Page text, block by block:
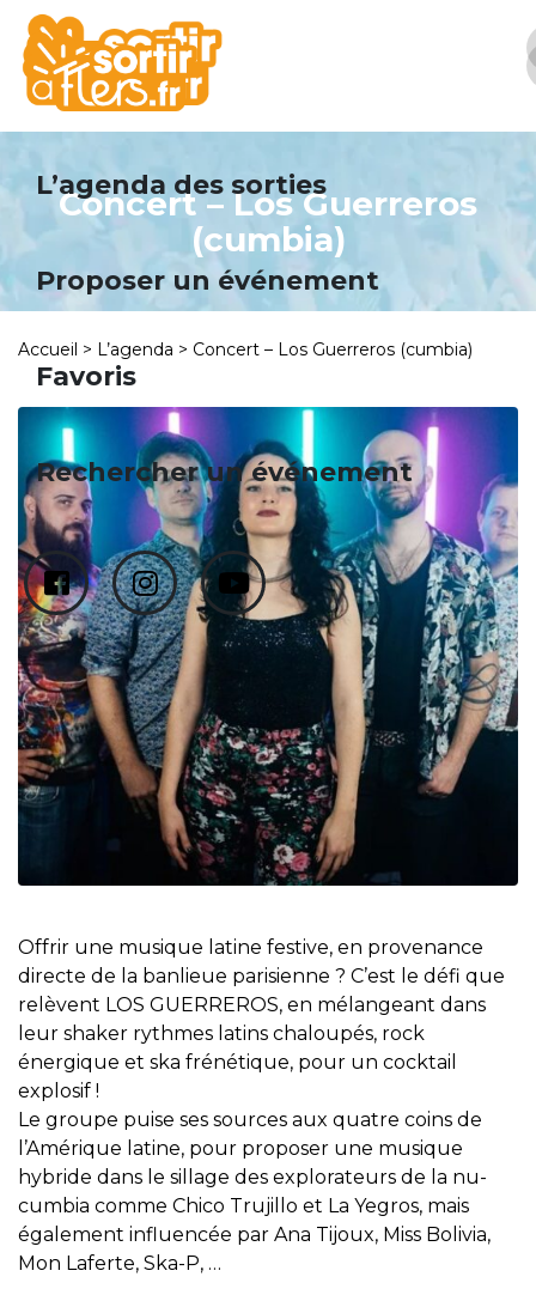
L’agenda des sorties
Proposer un événement
Favoris
Rechercher un événement
Concert – Los Guerreros
(cumbia)
Accueil > L’agenda > Concert – Los Guerreros (cumbia)
Offrir une musique latine festive, en provenance
directe de la banlieue parisienne ? C’est le défi que
relèvent LOS GUERREROS, en mélangeant dans
leur shaker rythmes latins chaloupés, rock
énergique et ska frénétique, pour un cocktail
explosif !
Le groupe puise ses sources aux quatre coins de
l’Amérique latine, pour proposer une musique
hybride dans le sillage des explorateurs de la nu-
cumbia comme Chico Trujillo et La Yegros, mais
également influencée par Ana Tijoux, Miss Bolivia,
Mon Laferte, Ska-P, …
Panneau de gestion des cookies